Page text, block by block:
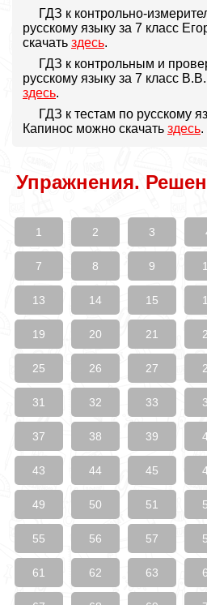
ГДЗ к контрольно-
русскому языку за 7 класс
скачать здесь.
ГДЗ к контрольным и
русскому языку за 7 класс
здесь.
ГДЗ к тестам по русскому
Капинос можно скачать здесь.
Упражнения.
1 2 3
7 8 9
13 14 15
19 20 21
25 26 27
31 32 33
37 38 39
43 44 45
49 50 51
55 56 57
61 62 63